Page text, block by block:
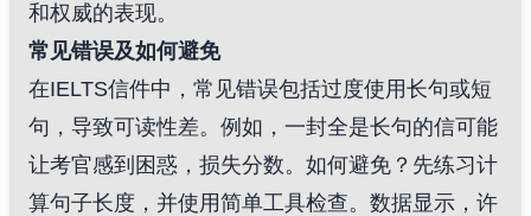
和权威的表现。
常见错误及如何避免
在IELTS信件中，常见错误包括过度使用长句或短
句，导致可读性差。例如，一封全是长句的信可能
让考官感到困惑，损失分数。如何避免？先练习计
算句子长度，并使用简单工具检查。数据显示，许